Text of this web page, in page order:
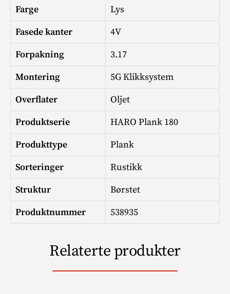
Farge
Lys
Fasede kanter
4V
Forpakning
3.17
Montering
5G Klikksystem
Overflater
Oljet
Produktserie
HARO Plank 180
Produkttype
Plank
Sorteringer
Rustikk
Struktur
Børstet
Produktnummer
538935
Relaterte produkter